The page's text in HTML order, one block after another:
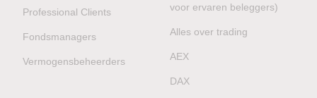
Professional Clients
Fondsmanagers
Vermogensbeheerders
voor ervaren beleggers)
Alles over trading
AEX
DAX